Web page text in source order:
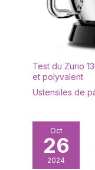
Test du Zurio
et polyvalent
Ustensiles de
Oct
26
2024